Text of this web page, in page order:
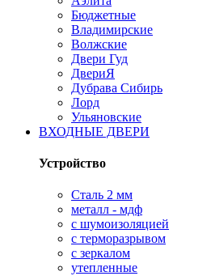
Бюджетные
Владимирские
Волжские
Двери Гуд
ДвериЯ
Дубрава Сибирь
Лорд
Ульяновские
ВХОДНЫЕ ДВЕРИ
Устройство
Сталь 2 мм
металл - мдф
с шумоизоляцией
с терморазрывом
с зеркалом
утепленные